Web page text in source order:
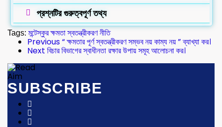
প্রশ্নটির গুরুত্বপূর্ণ তথ্য
Tags: মন্টেস্কুর ক্ষমতা স্বতন্ত্রীকরণ নীতি
Previous“ ক্ষমতার পূর্ণ স্বতন্ত্রীকরণ সম্ভব নয় কাম্য নয় ” ব্যাখ্যা কর।
Next বিচার বিভাগের স্বাধীনতা রক্ষার উপায় সমূহ আলোচনা কর।
SUBSCRIBE